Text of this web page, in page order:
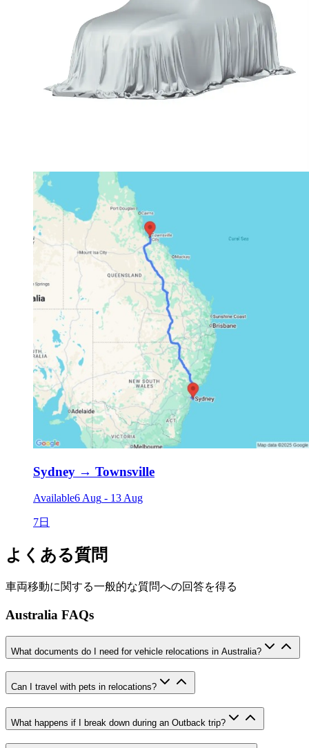
Sydney → Townsville
Available6 Aug - 13 Aug
7日
よくある質問
車両移動に関する一般的な質問への回答を得る
Australia FAQs
What documents do I need for vehicle relocations in Australia?
Can I travel with pets in relocations?
What happens if I break down during an Outback trip?